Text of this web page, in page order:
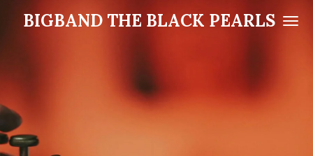
BIGBAND THE BLACK PEARLS